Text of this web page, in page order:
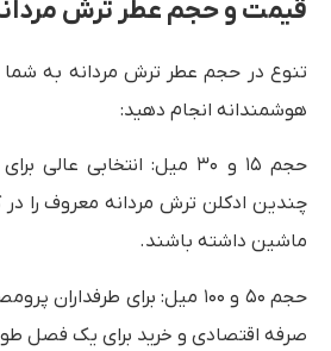
قیمت و حجم عطر ترش
تنوع در حجم عطر ترش مردانه به شما
هوشمندانه انجام دهید:
حجم ۱۵ و ۳۰ میل: انتخابی
چندین ادکلن ترش مردانه معروف را
ماشین داشته باشند.
حجم ۵۰ و ۱۰۰ میل: برای
صرفه اقتصادی و خرید برای یک فصل